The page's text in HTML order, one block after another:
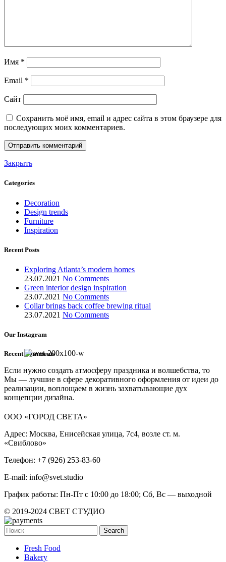
Имя *
Email *
Сайт
Сохранить моё имя, email и адрес сайта в этом браузере для
последующих моих комментариев.
Закрыть
Categories
Decoration
Design trends
Furniture
Inspiration
Recent Posts
Exploring Atlanta’s modern homes
23.07.2021 No Comments
Green interior design inspiration
23.07.2021 No Comments
Collar brings back coffee brewing ritual
23.07.2021 No Comments
Our Instagram
Recent Comments
Если нужно создать атмосферу праздника и волшебства, то
Мы — лучшие в сфере декоративного оформления от идеи до
реализации, воплощаем в жизнь захватывающие дух
концепции дизайна.
ООО «ГОРОД СВЕТА»
Адрес: Москва, Енисейская улица, 7с4, возле ст. м.
«Свиблово»
Телефон: +7 (926) 253-83-60
E-mail: info@svet.studio
График работы: Пн-Пт с 10:00 до 18:00; Сб, Вс — выходной
© 2019-2024 СВЕТ СТУДИО
Search
Fresh Food
Bakery